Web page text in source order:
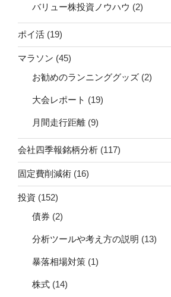
バリュー株投資ノウハウ (2)
ポイ活 (19)
マラソン (45)
お勧めのランニンググッズ (2)
大会レポート (19)
月間走行距離 (9)
会社四季報銘柄分析 (117)
固定費削減術 (16)
投資 (152)
債券 (2)
分析ツールや考え方の説明 (13)
暴落相場対策 (1)
株式 (14)